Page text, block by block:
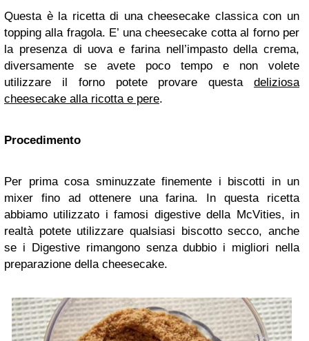
Questa è la ricetta di una cheesecake classica con un
topping alla fragola. E’ una cheesecake cotta al forno per
la presenza di uova e farina nell’impasto della crema,
diversamente se avete poco tempo e non volete
utilizzare il forno potete provare questa deliziosa
cheesecake alla ricotta e pere.
Procedimento
Per prima cosa sminuzzate finemente i biscotti in un
mixer fino ad ottenere una farina. In questa ricetta
abbiamo utilizzato i famosi digestive della McVities, in
realtà potete utilizzare qualsiasi biscotto secco, anche
se i Digestive rimangono senza dubbio i migliori nella
preparazione della cheesecake.